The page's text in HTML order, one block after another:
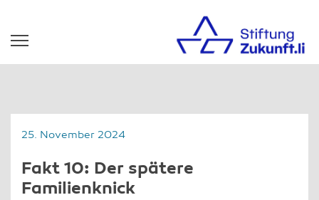
25. November 2024
Fakt 10: Der spätere
Familienknick